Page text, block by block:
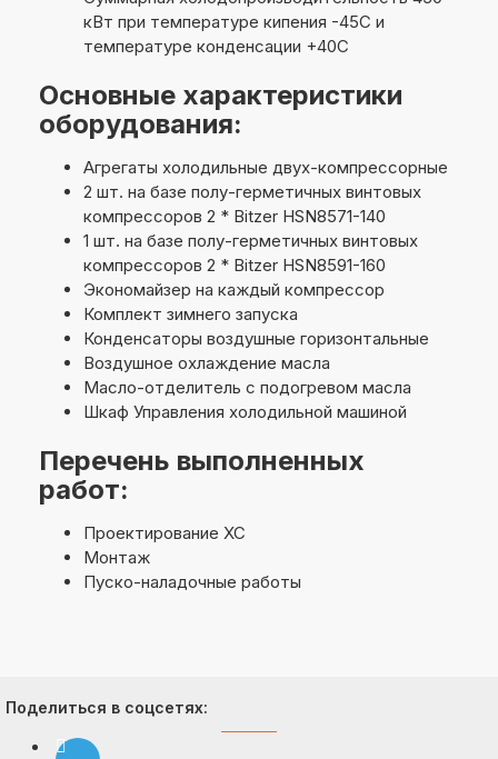
кВт при температуре кипения -45С и
температуре конденсации +40С
Основные характеристики
оборудования:
Агрегаты холодильные двух-компрессорные
2 шт. на базе полу-герметичных винтовых
компрессоров 2 * Bitzer HSN8571-140
1 шт. на базе полу-герметичных винтовых
компрессоров 2 * Bitzer HSN8591-160
Экономайзер на каждый компрессор
Комплект зимнего запуска
Конденсаторы воздушные горизонтальные
Воздушное охлаждение масла
Масло-отделитель с подогревом масла
Шкаф Управления холодильной машиной
Перечень выполненных
работ:
Проектирование ХС
Монтаж
Пуско-наладочные работы
Поделиться в соцсетях: